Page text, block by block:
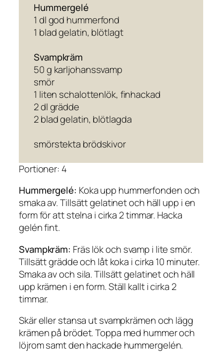
Hummergelé
1 dl god hummerfond
1 blad gelatin, blötlagt
Svampkräm
50 g karljohanssvamp
smör
1 liten schalottenlök, finhackad
2 dl grädde
2 blad gelatin, blötlagda
smörstekta brödskivor
Portioner: 4
Hummergelé: Koka upp hummerfonden och
smaka av. Tillsätt gelatinet och häll upp i en
form för att stelna i cirka 2 timmar. Hacka
gelén fint.
Svampkräm: Fräs lök och svamp i lite smör.
Tillsätt grädde och låt koka i cirka 10 minuter.
Smaka av och sila. Tillsätt gelatinet och häll
upp krämen i en form. Ställ kallt i cirka 2
timmar.
Skär eller stansa ut svampkrämen och lägg
krämen på brödet. Toppa med hummer och
löjrom samt den hackade hummergelén.